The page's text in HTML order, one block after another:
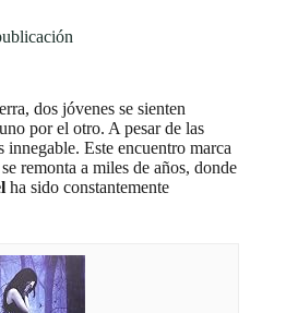
dos jóvenes se sienten
por el otro. A pesar de las
innegable. Este encuentro marca
remonta a miles de años, donde
ha sido constantemente